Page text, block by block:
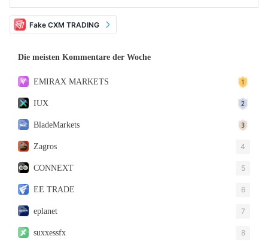
Fake CXM TRADING
Die meisten Kommentare der Woche
EMIRAX MARKETS
IUX
BladeMarkets
Zagros 4
CONNEXT 5
EE TRADE 6
eplanet 7
suxxessfx 8